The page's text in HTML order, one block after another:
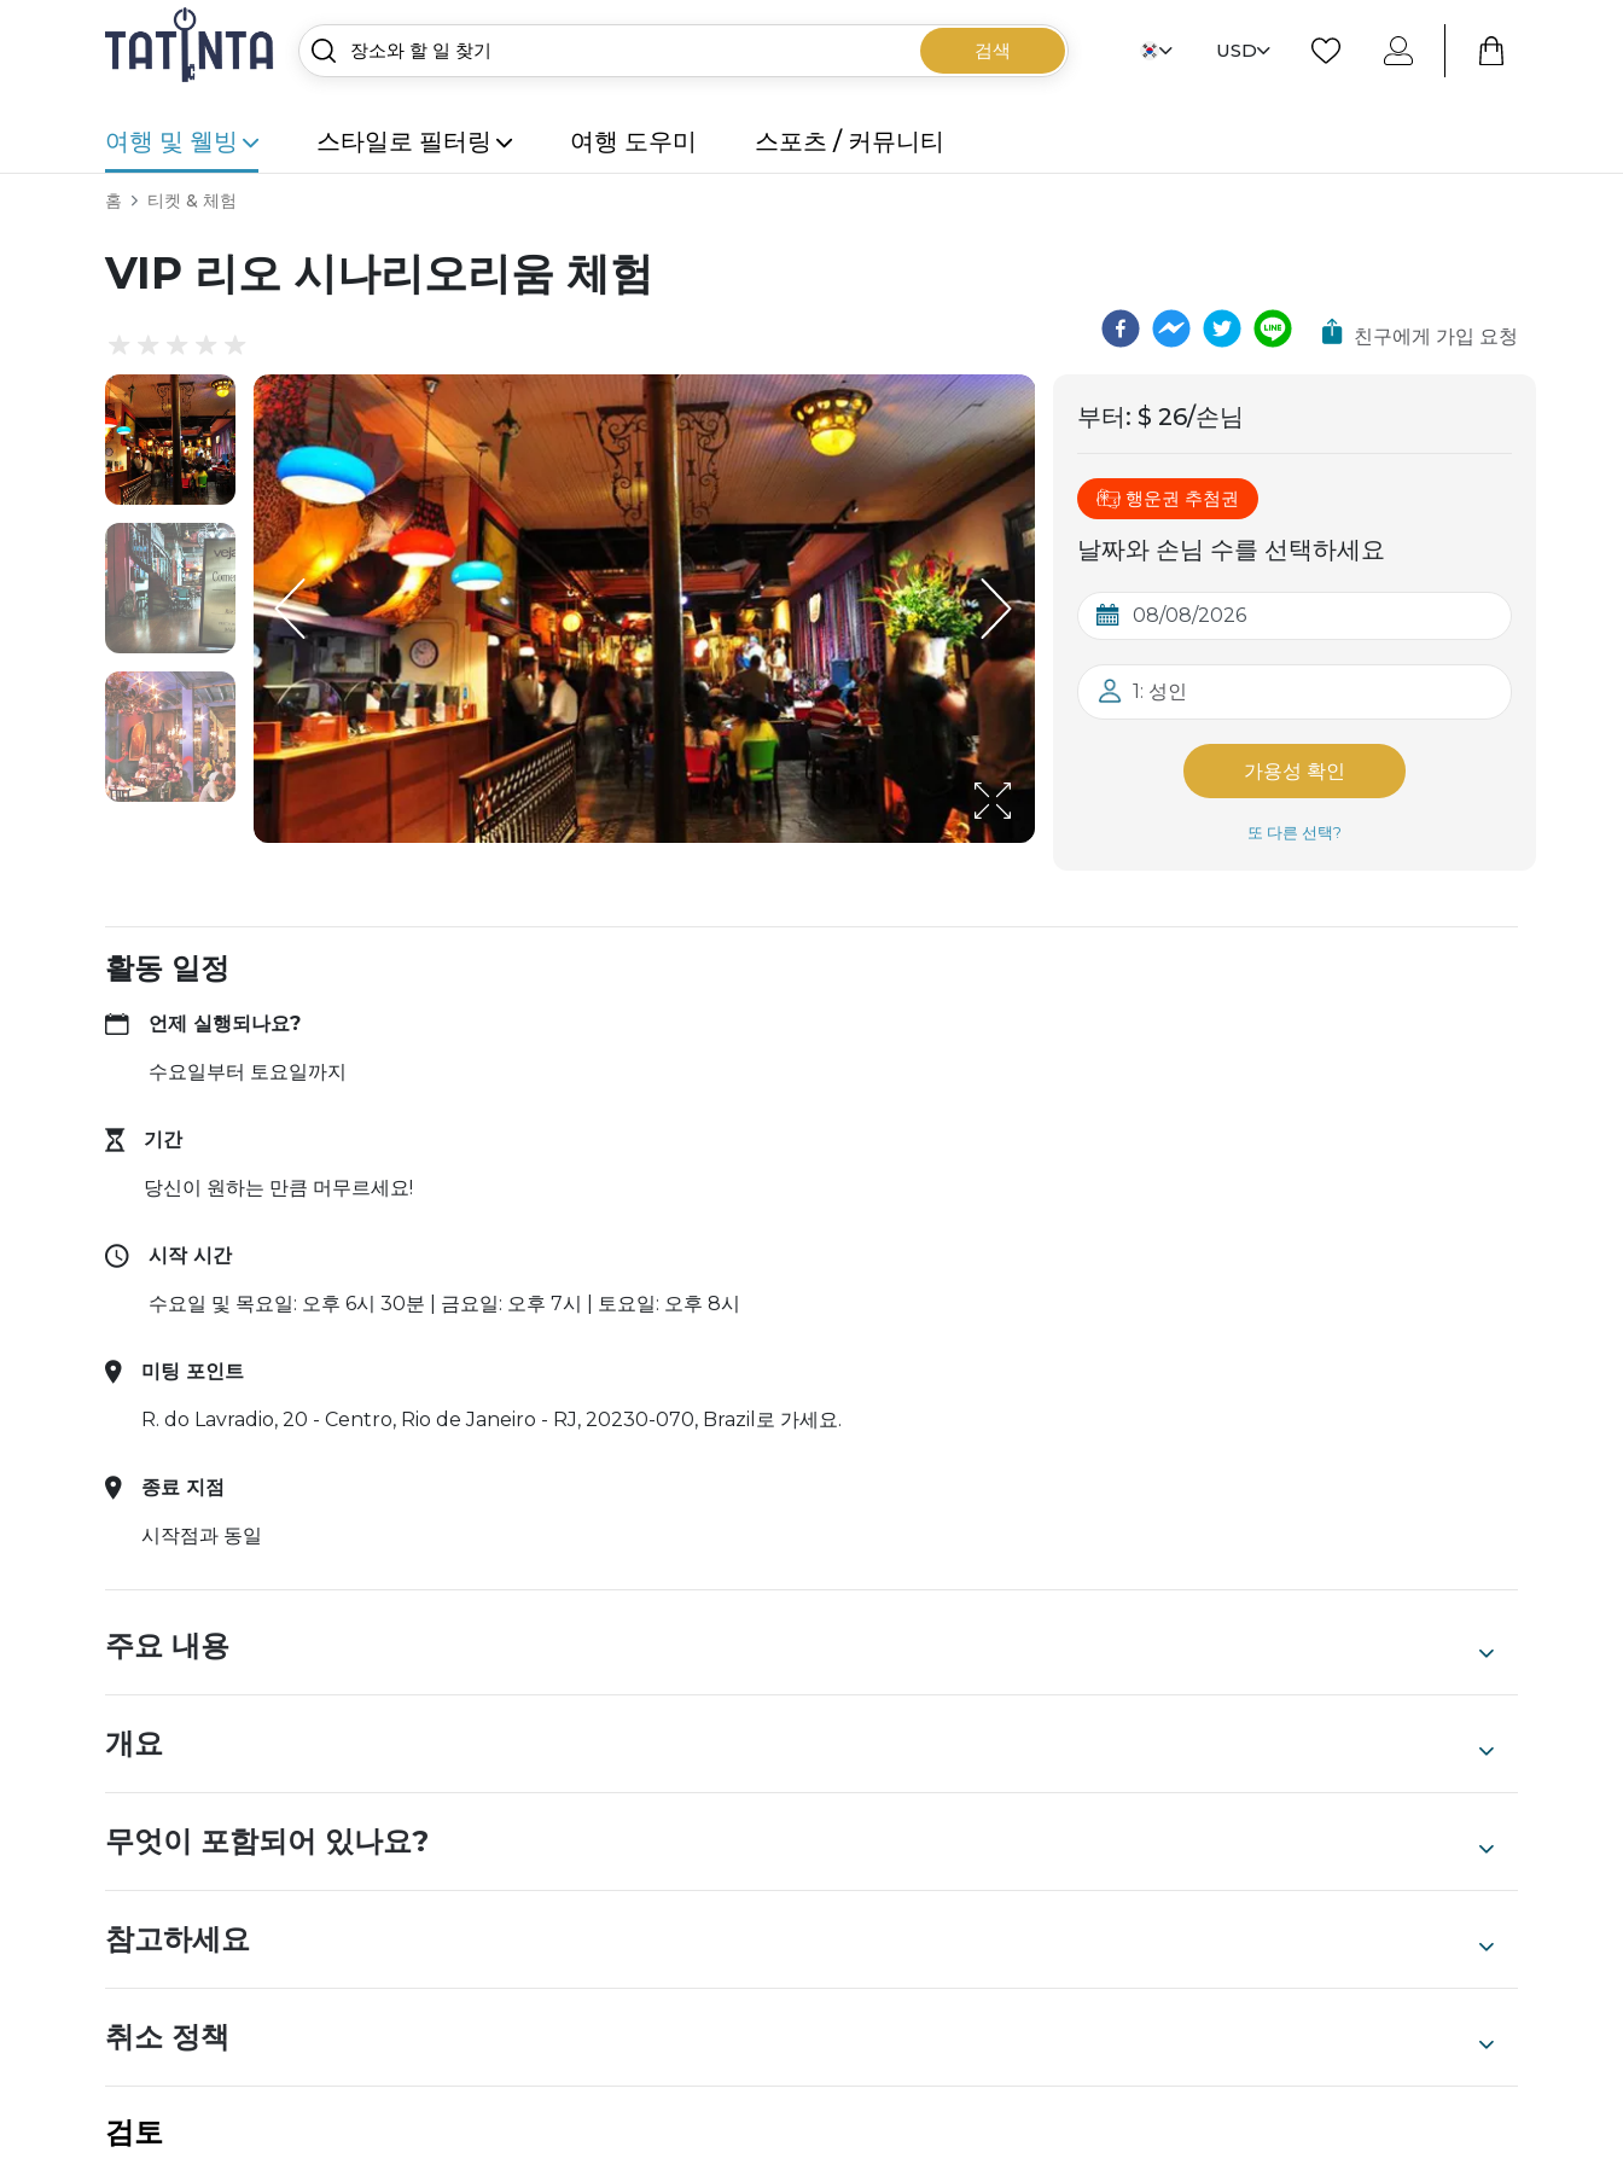
검색 USD
여행 및 웰빙 스타일로 필터링 여행 도우미 스포츠 / 커뮤니티
홈 티켓 & 체험
VIP 리오 시나리오리움 체험
친구에게 가입 요청
부터: $ 26/손님
행운권 추첨권
날짜와 손님 수를 선택하세요
1: 성인
가용성 확인
또 다른 선택?
활동 일정
언제 실행되나요?
수요일부터 토요일까지
기간
당신이 원하는 만큼 머무르세요!
시작 시간
수요일 및 목요일: 오후 6시 30분 | 금요일: 오후 7시 | 토요일: 오후 8시
미팅 포인트
R. do Lavradio, 20 - Centro, Rio de Janeiro - RJ, 20230-070, Brazil로 가세요.
종료 지점
시작점과 동일
주요 내용
개요
무엇이 포함되어 있나요?
참고하세요
취소 정책
검토